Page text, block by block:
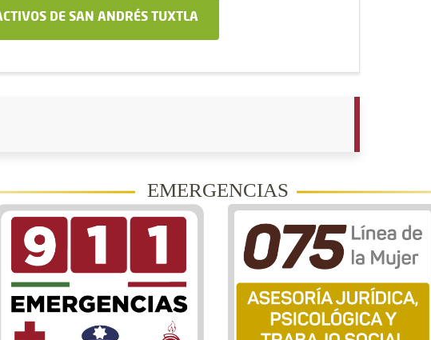
DE SAN ANDRÉS TUXTLA
EMERGENCIAS